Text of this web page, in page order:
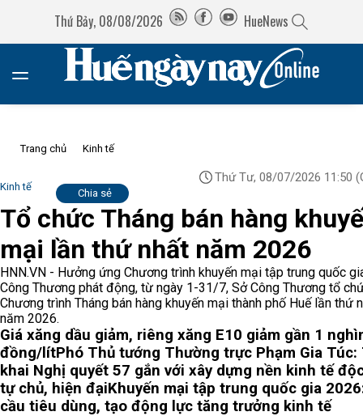
Thứ Bảy, 08/08/2026 HueNews
Trang chủ Kinh tế
Kinh tế
Thứ Tư, 08/07/2026 11:50
Chia sẻ
Tổ chức Tháng bán hàng
mại lần thứ nhất năm 2026
HNN.VN - Hưởng ứng Chương trình khuyến mại tập trung quốc
Công Thương phát động, từ ngày 1-31/7, Sở Công Thương tổ
Chương trình Tháng bán hàng khuyến mại thành phố Huế lần thứ
năm 2026.
Giá xăng dầu giảm, riêng xăng E10 giảm gần 1
đồng/lítPhó Thủ tướng Thường trực Phạm Gia Túc:
khai Nghị quyết 57 gắn với xây dựng nền kinh tế
tự chủ, hiện đạiKhuyến mại tập trung quốc gia
cầu tiêu dùng, tạo động lực tăng trưởng kinh tế